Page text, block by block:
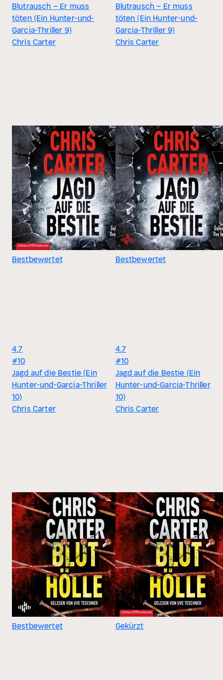
Blutrausch – Er muss
töten (Ein Hunter-und-
Garcia-Thriller 9)
Chris Carter
Blutrausch – Er muss
töten (Ein Hunter-und-
Garcia-Thriller 9)
Chris Carter
Bestbewertet
4.7
#10
Jagd auf die Bestie (Ein
Hunter-und-Garcia-Thriller
10)
Chris Carter
Bestbewertet
4.7
#10
Jagd auf die Bestie (Ein
Hunter-und-Garcia-Thriller
10)
Chris Carter
Bestbewertet Gekürzt